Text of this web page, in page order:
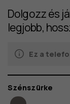
Dolgozz és
legjobb,
Ez a
Szín
Szénszürke